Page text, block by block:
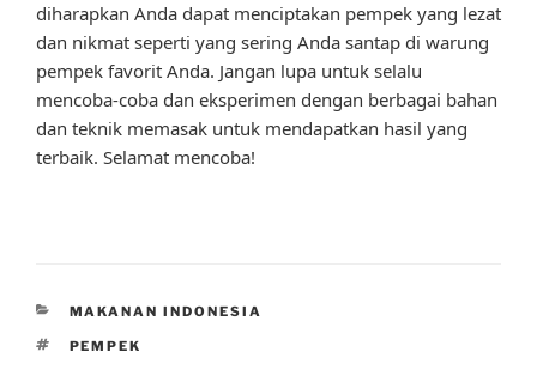
diharapkan Anda dapat menciptakan pempek yang lezat
dan nikmat seperti yang sering Anda santap di warung
pempek favorit Anda. Jangan lupa untuk selalu
mencoba-coba dan eksperimen dengan berbagai bahan
dan teknik memasak untuk mendapatkan hasil yang
terbaik. Selamat mencoba!
CATEGORIES
MAKANAN INDONESIA
TAGS
PEMPEK